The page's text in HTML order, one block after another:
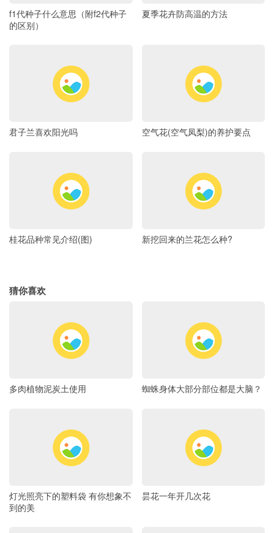
f1代种子什么意思（附f2代种子
的区别）
夏季花卉防高温的方法
君子兰喜欢阳光吗 空气花(空气凤梨)的养护要点
桂花品种常见介绍(图) 新挖回来的兰花怎么种?
猜你喜欢
多肉植物泥炭土使用 蜘蛛身体大部分部位都是大脑？
灯光照亮下的塑料袋 有你想象不
到的美
昙花一年开几次花